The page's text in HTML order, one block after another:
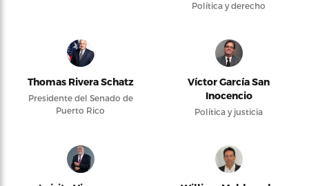
Política y derecho
Thomas Rivera Schatz
Presidente del Senado de
Puerto Rico
Víctor García San
Inocencio
Política y justicia